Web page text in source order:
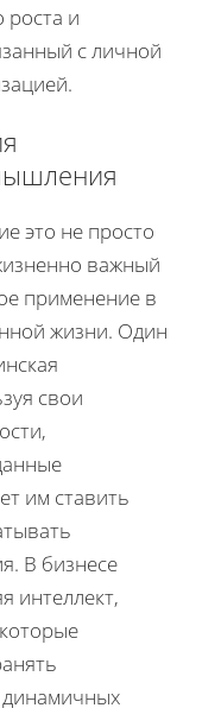
роста и
с личной
это не просто
важный
применение в
жизни. Один
свои
им ставить
В бизнесе
интеллект,
динамичных